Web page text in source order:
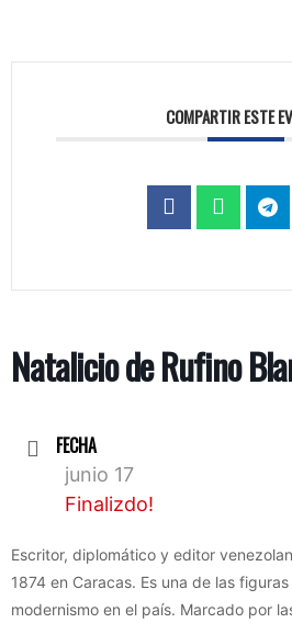
COMPARTIR ESTE
Natalicio de Rufino
FECHA
junio 17
Finalizdo!
Escritor, diplomático y editor
1874 en Caracas. Es una de las
modernismo en el país. Marcado por